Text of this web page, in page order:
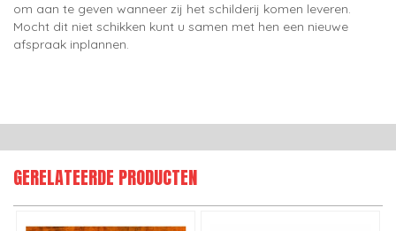
om aan te geven wanneer zij het schilderij komen leveren.
Mocht dit niet schikken kunt u samen met hen een nieuwe
afspraak inplannen.
GERELATEERDE PRODUCTEN